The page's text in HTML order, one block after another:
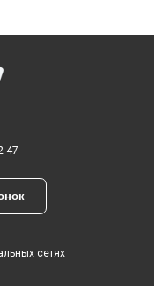
47
сетях